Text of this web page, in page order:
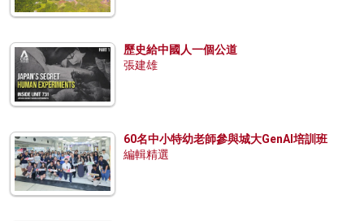
歷史給中國人一個公道
張建雄
60名中小特幼老師參與城大GenAI培訓班
編輯精選